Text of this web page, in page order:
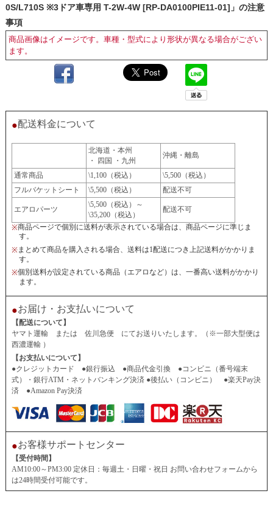
0S/L710S ※3ドア車専用 T-2W-4W [RP-DA0100PIE11-01]」の注意
事項
商品画像はイメージです。車種・型式により形状が異なる場合がござい
ます。
●配送料金について
北海道・本州
・ 四国 ・九州
沖縄・離島
通常商品 \1,100（税込）
\5,500（税込）
フルバケットシート
\5,500（税込） 配送不可
エアロパーツ
\5,500（税込）～
\35,200（税込）
配送不可
※商品ページで個別に送料が表示されている場合は、商品ページに準じま
す。
※まとめて商品を購入される場合、送料は1配送につき上記送料がかかりま
す。
※個別送料が設定されている商品（エアロなど）は、一番高い送料がかかり
ます。
●お届け・お支払いについて
【配送について】
ヤマト運輸 または 佐川急便 にてお送りいたします。（※一部大型便は
西濃運輸 ）
【お支払いについて】
●クレジットカード ●銀行振込 ●商品代金引換 ●コンビニ（番号端末
式）・銀行ATM・ネットバンキング決済 ●後払い（コンビニ） ●楽天Pay決
済 ●Amazon Pay決済
●お客様サポートセンター
【受付時間】
AM10:00～PM3:00 定休日：毎週土・日曜・祝日 お問い合わせフォームから
は24時間受付可能です。